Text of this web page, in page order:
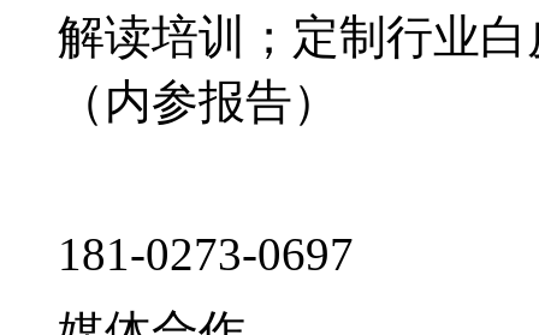
解读培训；定制行业
（内参报告）
181-0273-0697